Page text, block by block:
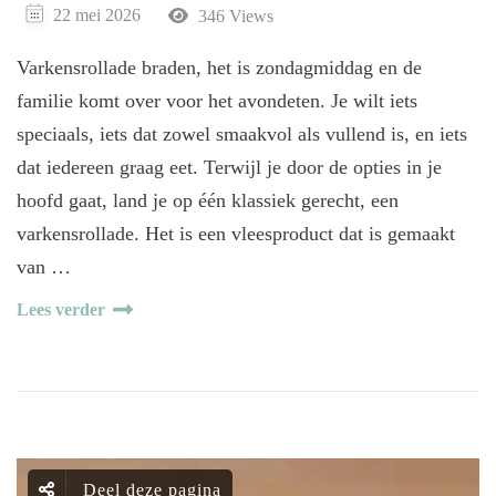
22 mei 2026 346 Views
Varkensrollade braden, het is zondagmiddag en de
familie komt over voor het avondeten. Je wilt iets
speciaals, iets dat zowel smaakvol als vullend is, en iets
dat iedereen graag eet. Terwijl je door de opties in je
hoofd gaat, land je op één klassiek gerecht, een
varkensrollade. Het is een vleesproduct dat is gemaakt
van …
Lees verder
Deel deze pagina